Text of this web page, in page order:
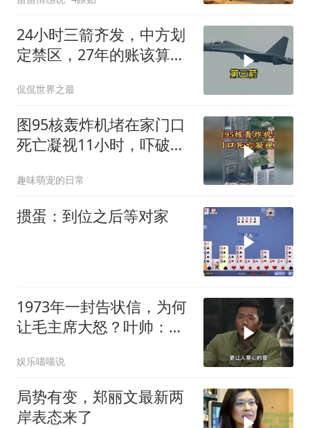
24小时三箭齐发，中方划
定禁区，27年的账该算
侃侃世界之最
图95核轰炸机堵在家门口
死亡凝视11小时，吓破胆
趣味萌宠的日常
掼蛋：到位之后等对家
1973年一封告状信，为何
让毛主席大怒？叶帅：杀
娱乐喵喵说
局势有变，郑丽文最新两
岸表态来了